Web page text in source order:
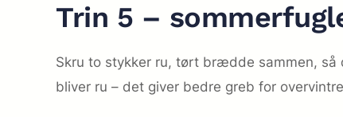
Trin 5 –
Skru to stykker ru, tørt brædde sammen, så
bliver ru – det giver bedre greb for